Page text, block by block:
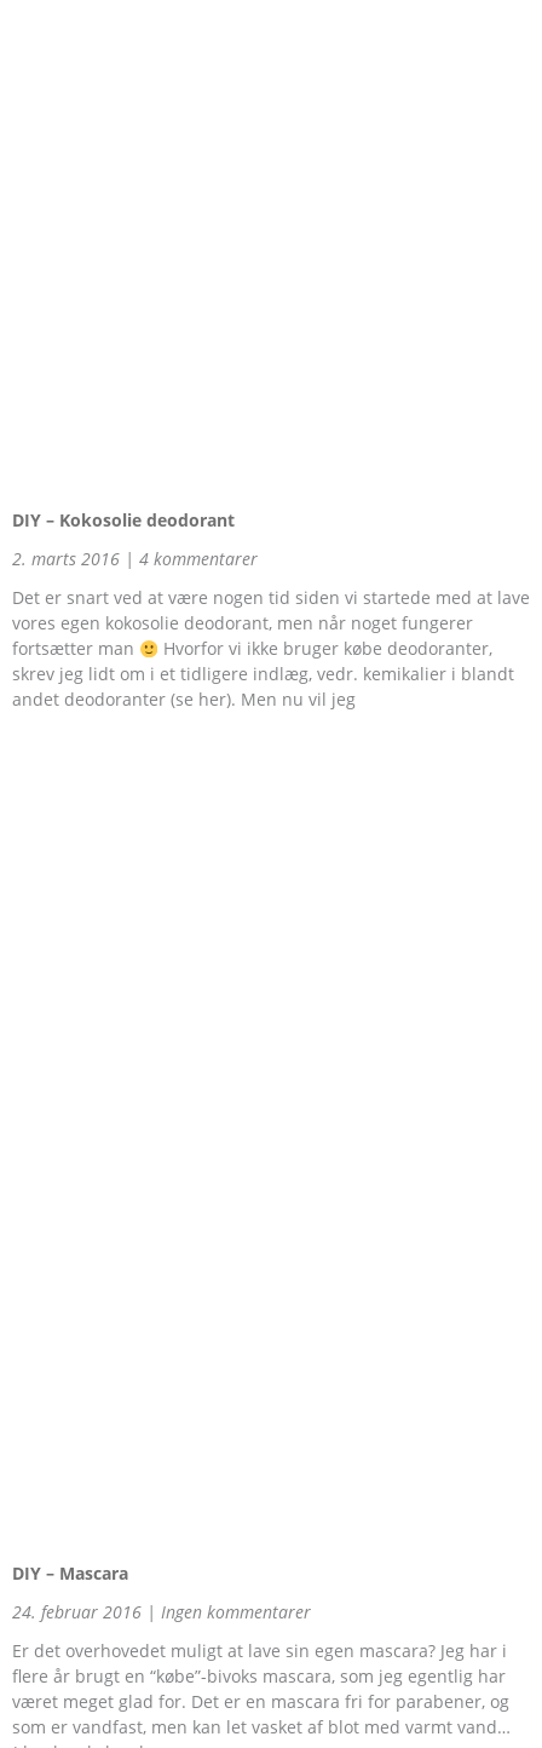
DIY – Kokosolie deodorant
2. marts 2016
4 kommentarer
Det er snart ved at være nogen tid siden vi startede med at lave
vores egen kokosolie deodorant, men når noget fungerer
fortsætter man
Hvorfor vi ikke bruger købe deodoranter,
skrev jeg lidt om i et tidligere indlæg, vedr. kemikalier i blandt
andet deodoranter (se her). Men nu vil jeg
DIY – Mascara
24. februar 2016
Ingen kommentarer
Er det overhovedet muligt at lave sin egen mascara? Jeg har i
flere år brugt en “købe”-bivoks mascara, som jeg egentlig har
været meget glad for. Det er en mascara fri for parabener, og
som er vandfast, men kan let vasket af blot med varmt vand…